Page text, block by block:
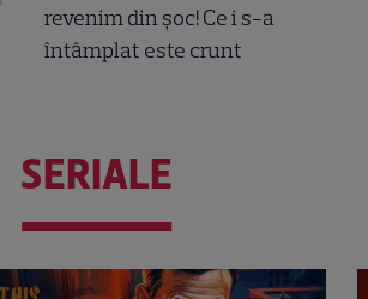
revenim din șoc! Ce i s-a
întâmplat este crunt
SERIALE